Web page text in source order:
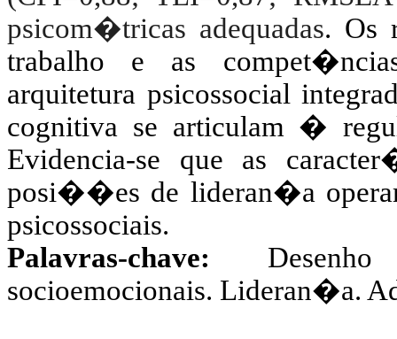
psicom�tricas adequadas. Os
trabalho e as
arquitetura psicossocial
cognitiva se articulam �
Evidencia-se que as
posi��es de lideran�a
psicossociais.
Palavras-chave:
socioemocionais. Lideran�a.